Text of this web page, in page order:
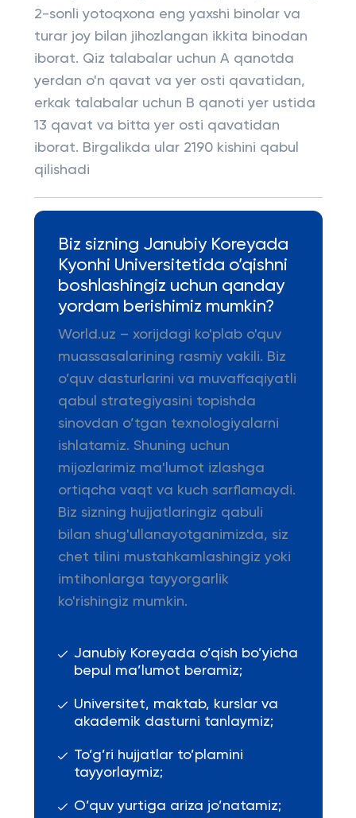
2-sonli yotoqxona eng yaxshi binolar va
turar joy bilan jihozlangan ikkita binodan
iborat. Qiz talabalar uchun A qanotda
yerdan o'n qavat va yer osti qavatidan,
erkak talabalar uchun B qanoti yer ustida
13 qavat va bitta yer osti qavatidan
iborat. Birgalikda ular 2190 kishini qabul
qilishadi
Biz sizning Janubiy Koreyada
Kyonhi Universitetida o’qishni
boshlashingiz uchun qanday
yordam berishimiz mumkin?
World.uz – xorijdagi ko'plab o'quv
muassasalarining rasmiy vakili. Biz
o’quv dasturlarini va muvaffaqiyatli
qabul strategiyasini topishda
sinovdan o’tgan texnologiyalarni
ishlatamiz. Shuning uchun
mijozlarimiz ma'lumot izlashga
ortiqcha vaqt va kuch sarflamaydi.
Biz sizning hujjatlaringiz qabuli
bilan shug'ullanayotganimizda, siz
chet tilini mustahkamlashingiz yoki
imtihonlarga tayyorgarlik
ko'rishingiz mumkin.
Janubiy Koreyada o’qish bo’yicha
bepul ma’lumot beramiz;
Universitet, maktab, kurslar va
akademik dasturni tanlaymiz;
To’g’ri hujjatlar to’plamini
tayyorlaymiz;
O’quv yurtiga ariza jo’natamiz;